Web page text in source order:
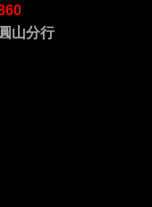
山分行